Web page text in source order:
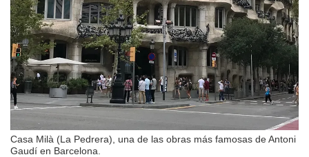
Casa Milà (La Pedrera), una de las obras más famosas de Antoni
Gaudí en Barcelona.